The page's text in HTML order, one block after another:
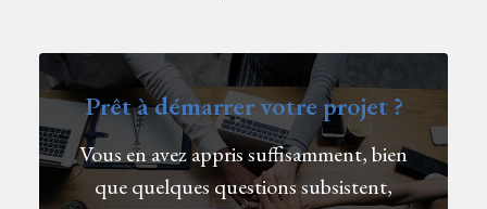
Prêt à démarrer votre projet ?
Vous en avez appris suffisamment, bien
que quelques questions subsistent,